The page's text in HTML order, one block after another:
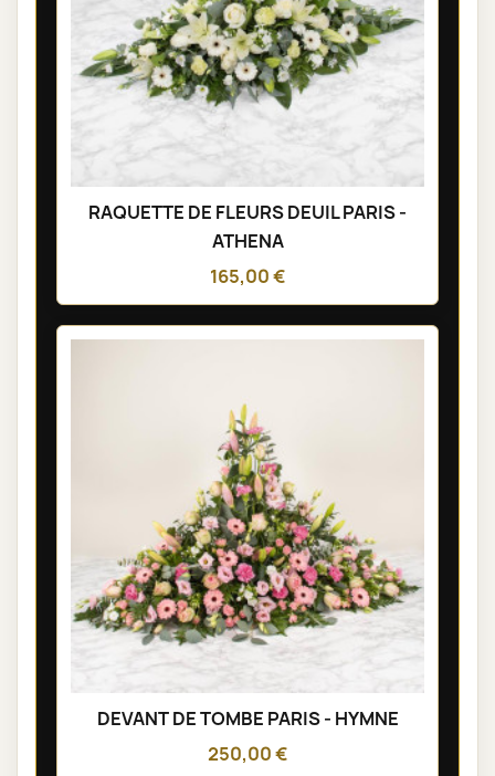
RAQUETTE DE FLEURS DEUIL PARIS -
ATHENA
165,00 €
DEVANT DE TOMBE PARIS - HYMNE
250,00 €